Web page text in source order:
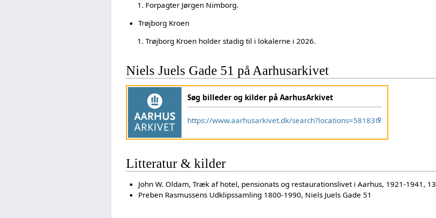
Forpagter Jørgen Nimborg.
Trøjborg Kroen
Trøjborg Kroen holder stadig til i lokalerne i 2026.
Niels Juels Gade 51 på Aarhusarkivet
Søg billeder og kilder på AarhusArkivet
https://www.aarhusarkivet.dk/search?locations=58183
Litteratur & kilder
John W. Oldam, Træk af hotel, pensionats og restaurationslivet i Aarhus, 1921-1941,
Preben Rasmussens Udklipssamling 1800-1990, Niels Juels Gade 51